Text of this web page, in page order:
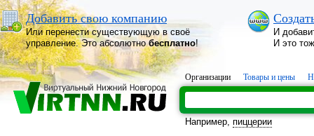
Добавить свою компанию
Или перенести существующую в своё
управление. Это абсолютнобесплатно!
И
И это
Организации Товары и цены
Например, пиццерии